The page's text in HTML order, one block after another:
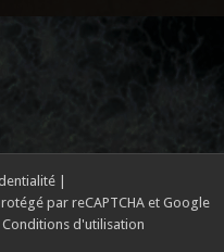
|
par reCAPTCHA et Google
Conditions d'utilisation